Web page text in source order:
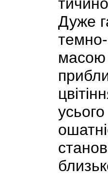
Дуже
масою